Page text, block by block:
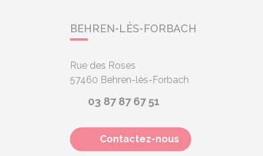
BEHREN-LÈS-FORBACH
Rue des Roses
57460 Behren-lès-Forbach
03 87 87 67 51
Contactez-nous